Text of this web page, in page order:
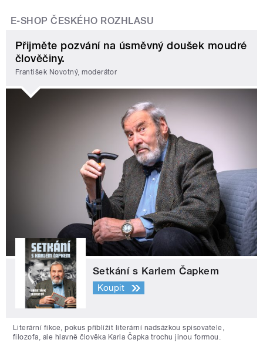
E-SHOP ČESKÉHO ROZHLASU
Přijměte pozvání na úsměvný doušek moudré
člověčiny.
František Novotný, moderátor
Setkání s Karlem Čapkem
Koupit
Literární fikce, pokus přiblížit literární nadsázkou spisovatele,
filozofa, ale hlavně člověka Karla Čapka trochu jinou formou.